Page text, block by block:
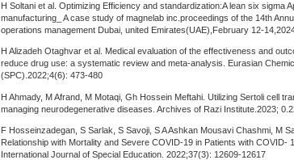
H Soltani et al. Optimizing Efficiency and standardization:A lean six sigma
manufacturing_ A case study of magnelab inc.proceedings of the 14th
operations management Dubai, united Emirates(UAE),February 12-
H Alizadeh Otaghvar et al. Medical evaluation of the effectiveness and
reduce drug use: a systematic review and meta-analysis. Eurasian
(SPC).2022;4(6): 473-480
H Ahmady, M Afrand, M Motaqi, Gh Hossein Meftahi. Utilizing Sertoli cell
managing neurodegenerative diseases. Archives of Razi Institute.2023;
F Hosseinzadegan, S Sarlak, S Savoji, S A Ashkan Mousavi Chashmi, M
Relationship with Mortality and Severe COVID-19 in Patients with COVID-
International Journal of Special Education. 2022;37(3): 12609-12617